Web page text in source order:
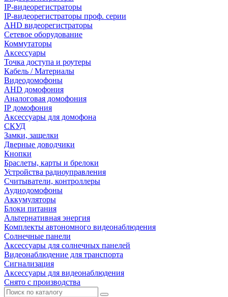
IP-видеорегистраторы
IP-видеорегистраторы проф. серии
AHD видеорегистраторы
Сетевое оборудование
Коммутаторы
Аксессуары
Точка доступа и роутеры
Кабель / Материалы
Видеодомофоны
AHD домофония
Аналоговая домофония
IP домофония
Аксессуары для домофона
СКУД
Замки, защелки
Дверные доводчики
Кнопки
Браслеты, карты и брелоки
Устройства радиоуправления
Считыватели, контроллеры
Аудиодомофоны
Аккумуляторы
Блоки питания
Альтернативная энергия
Комплекты автономного видеонаблюдения
Солнечные панели
Аксессуары для солнечных панелей
Видеонаблюдение для транспорта
Сигнализация
Аксессуары для видеонаблюдения
Снято с производства